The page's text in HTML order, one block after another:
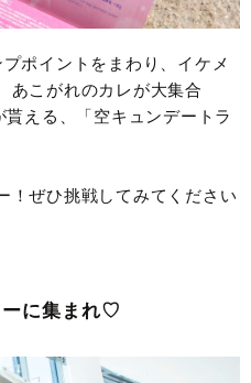
ポイントをまわり、イケメ
あこがれのカレが大集合
貰える、「空キュンデートラ
！ぜひ挑戦してみてください
ーに集まれ♡